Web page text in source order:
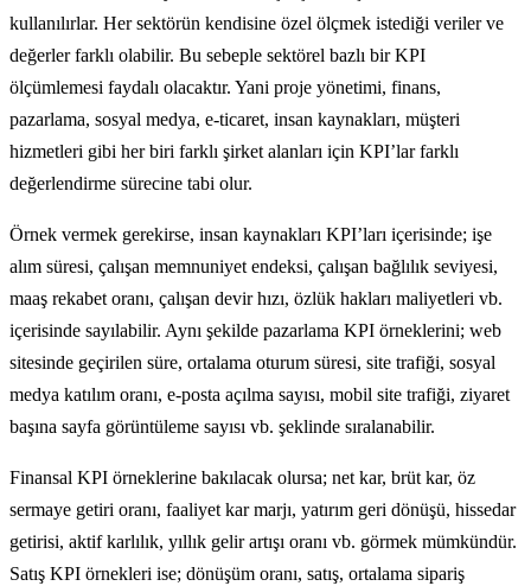
kullanılırlar. Her sektörün kendisine özel ölçmek istediği veriler ve
değerler farklı olabilir. Bu sebeple sektörel bazlı bir KPI
ölçümlemesi faydalı olacaktır. Yani proje yönetimi, finans,
pazarlama, sosyal medya, e-ticaret, insan kaynakları, müşteri
hizmetleri gibi her biri farklı şirket alanları için KPI’lar farklı
değerlendirme sürecine tabi olur.
Örnek vermek gerekirse, insan kaynakları KPI’ları içerisinde; işe
alım süresi, çalışan memnuniyet endeksi, çalışan bağlılık seviyesi,
maaş rekabet oranı, çalışan devir hızı, özlük hakları maliyetleri vb.
içerisinde sayılabilir. Aynı şekilde pazarlama KPI örneklerini; web
sitesinde geçirilen süre, ortalama oturum süresi, site trafiği, sosyal
medya katılım oranı, e-posta açılma sayısı, mobil site trafiği, ziyaret
başına sayfa görüntüleme sayısı vb. şeklinde sıralanabilir.
Finansal KPI örneklerine bakılacak olursa; net kar, brüt kar, öz
sermaye getiri oranı, faaliyet kar marjı, yatırım geri dönüşü, hissedar
getirisi, aktif karlılık, yıllık gelir artışı oranı vb. görmek mümkündür.
Satış KPI örnekleri ise; dönüşüm oranı, satış, ortalama sipariş